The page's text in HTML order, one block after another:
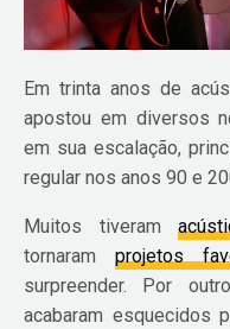
Em trinta anos de
apostou em diversos
em sua escalação,
regular nos anos 90 e
Muitos tiveram
tornaramprojetos
surpreender. Por
acabaram esquecidos